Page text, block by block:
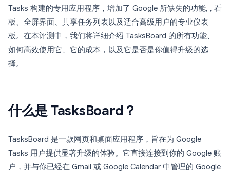
Tasks 构建的专用应用程序，增加了 Google 所缺失的功能, , 看
板、全屏界面、共享任务列表以及适合高级用户的专业仪表
板。在本评测中，我们将详细介绍 TasksBoard 的所有功能、
如何高效使用它、它的成本，以及它是否是你值得升级的选
择。
什么是 TasksBoard？
TasksBoard 是一款网页和桌面应用程序，旨在为 Google
Tasks 用户提供显著升级的体验。它直接连接到你的 Google 账
户，并与你已经在 Gmail 或 Google Calendar 中管理的 Google